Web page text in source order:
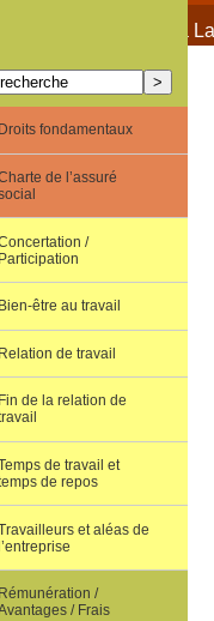
À propos de Terra
Droits fondamentaux
de l’assuré
/
Participation
Bien-être au travail
Relation de travail
Fin de la relation de
de travail et
de repos
et aléas de
Rémunération /
/ Frais